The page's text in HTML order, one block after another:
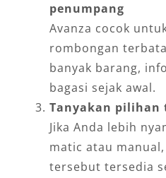
penumpang
Avanza cocok
rombongan
banyak barang,
bagasi sejak awal.
Tanyakan pilihan
Jika Anda lebih
matic atau
tersebut tersedia